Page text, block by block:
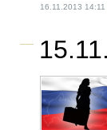
16.11.2013 14:11